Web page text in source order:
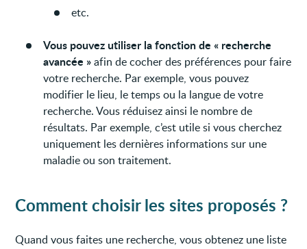
etc.
Vous pouvez utiliser la fonction de « recherche
avancée »afin de cocher des préférences pour faire
votre recherche. Par exemple, vous pouvez
modifier le lieu, le temps ou la langue de votre
recherche. Vous réduisez ainsi le nombre de
résultats. Par exemple, c’est utile si vous cherchez
uniquement les dernières informations sur une
maladie ou son traitement.
Comment choisir les sites proposés ?
Quand vous faites une recherche, vous obtenez une liste